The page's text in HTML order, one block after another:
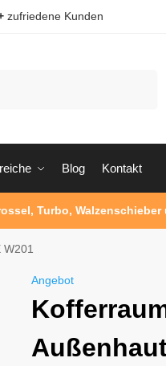
zufriedene Kunden
Blog Kontakt
Turbo, Walzenschieber
W201
Angebot